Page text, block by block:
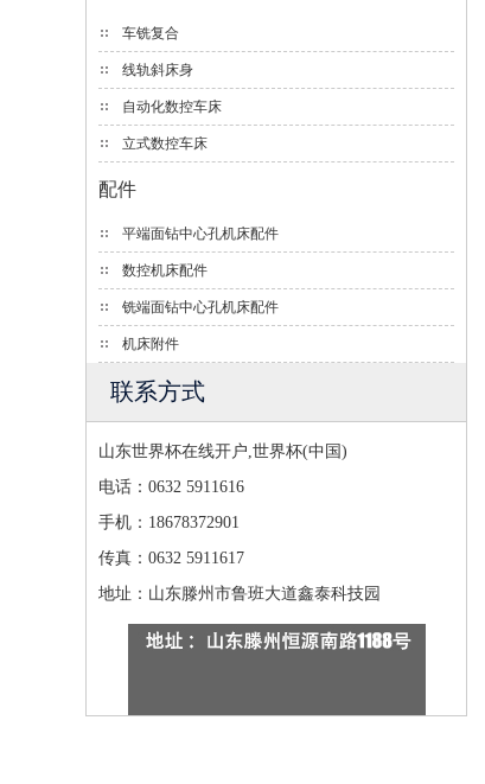
车铣复合
线轨斜床身
自动化数控车床
立式数控车床
配件
平端面钻中心孔机床配件
数控机床配件
铣端面钻中心孔机床配件
机床附件
联系方式
山东世界杯在线开户,世界杯(中国)
电话：0632 5911616
手机：18678372901
传真：0632 5911617
地址：山东滕州市鲁班大道鑫泰科技园